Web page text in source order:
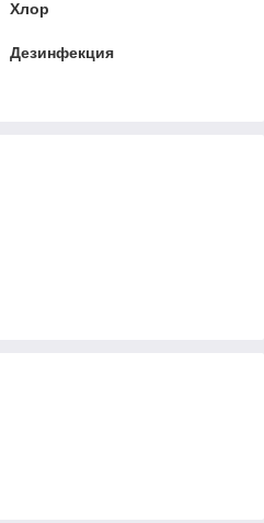
Хлор
Дезинфекция